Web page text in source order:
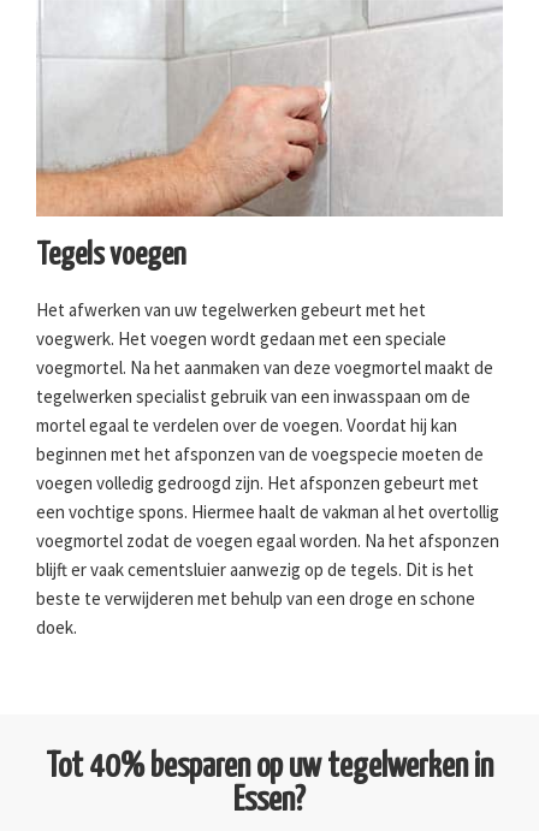
Tegels voegen
Het afwerken van uw tegelwerken gebeurt met het
voegwerk. Het voegen wordt gedaan met een speciale
voegmortel. Na het aanmaken van deze voegmortel maakt de
tegelwerken specialist gebruik van een inwasspaan om de
mortel egaal te verdelen over de voegen. Voordat hij kan
beginnen met het afsponzen van de voegspecie moeten de
voegen volledig gedroogd zijn. Het afsponzen gebeurt met
een vochtige spons. Hiermee haalt de vakman al het overtollig
voegmortel zodat de voegen egaal worden. Na het afsponzen
blijft er vaak cementsluier aanwezig op de tegels. Dit is het
beste te verwijderen met behulp van een droge en schone
doek.
Tot 40% besparen op uw tegelwerken in
Essen?